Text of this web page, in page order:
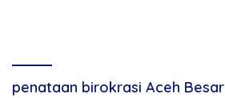
penataan birokrasi Aceh Besar